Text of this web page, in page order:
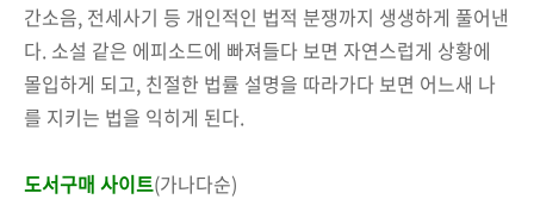
간소음, 전세사기 등 개인적인 법적 분쟁까지 생생하게 풀어낸
다. 소설 같은 에피소드에 빠져들다 보면 자연스럽게 상황에
몰입하게 되고, 친절한 법률 설명을 따라가다 보면 어느새 나
를 지키는 법을 익히게 된다.
도서구매 사이트(가나다순)